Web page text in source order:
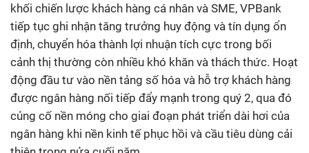
khối chiến lược khách hàng cá nhân và SME, VPBank
tiếp tục ghi nhận tăng trưởng huy động và tín dụng ổn
định, chuyển hóa thành lợi nhuận tích cực trong bối
cảnh thị thường còn nhiều khó khăn và thách thức. Hoạt
động đầu tư vào nền tảng số hóa và hỗ trợ khách hàng
được ngân hàng nối tiếp đẩy mạnh trong quý 2, qua đó
củng cố nền móng cho giai đoạn phát triển dài hơi của
ngân hàng khi nền kinh tế phục hồi và cầu tiêu dùng cải